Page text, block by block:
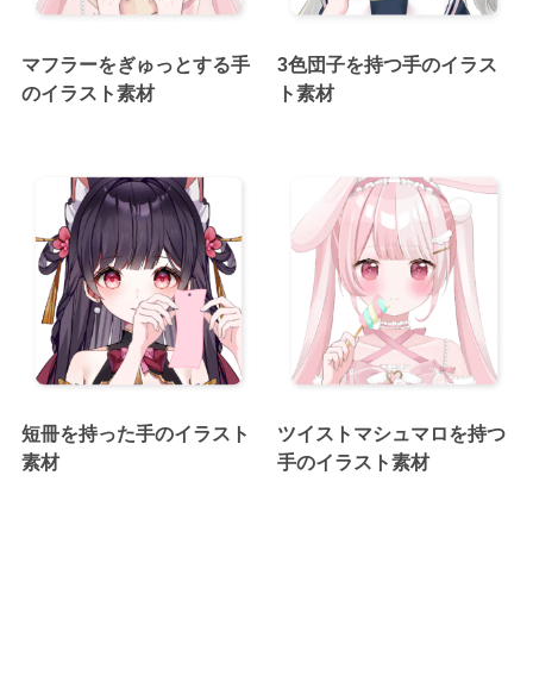
マフラーをぎゅっとする手
のイラスト素材
3色団子を持つ手のイラス
ト素材
短冊を持った手のイラスト
素材
ツイストマシュマロを持つ
手のイラスト素材